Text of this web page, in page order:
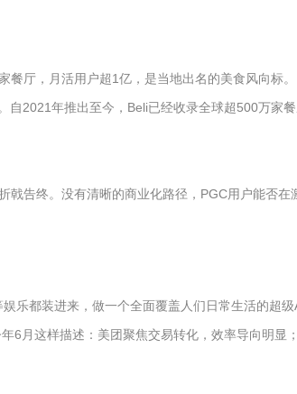
厅，月活用户超1亿，是当地出名的美食风向标。
2021年推出至今，Beli已经收录全球超500万家
告终。没有清晰的商业化路径，PGC用户能否
乐都装进来，做一个全面覆盖人们日常生活的超级
月这样描述：美团聚焦交易转化，效率导向明显